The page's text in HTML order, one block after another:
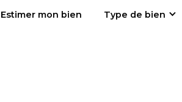
Estimer mon bien Type de bien